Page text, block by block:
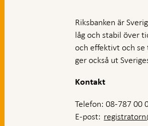
Riksbanken är
låg och stabil över
och effektivt och se
ger också ut
Kontakt
Telefon: 08-787 00
E-post: